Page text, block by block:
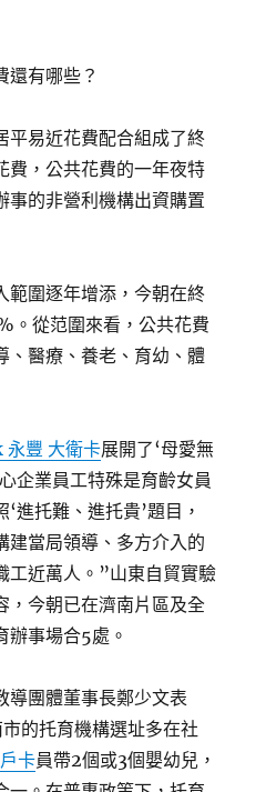
還有哪些？
平易近花費配合組成了終
費，公共花費的一年夜特
事的非營利機構出資購置
範圍逐年增添，今朝在終
。從范圍來看，公共花費
、醫療、養老、育幼、體
豐 大衛卡展開了‘母愛無
企業員工特殊是育齡女員
進托難、進托貴’題目，
建當局領導、多方介入的
工近萬人。”山東自貿實驗
，今朝已在濟南片區及全
辦事場合5處。
導團體董事長鄭少文表
的托育機構選址多在社
卡員帶2個或3個嬰幼兒，